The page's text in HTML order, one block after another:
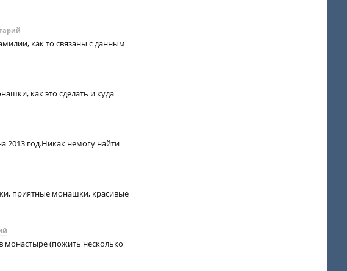
как то связаны с данным
как это сделать и куда
2013 год.Никак немогу найти
приятные монашки, красивые
монастыре (пожить несколько